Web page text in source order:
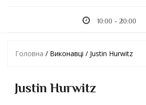
10:00 - 20:00
Головна / Виконавці / Justin Hurwitz
Justin Hurwitz